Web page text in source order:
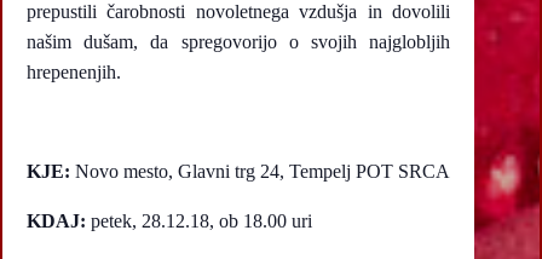
prepustili čarobnosti novoletnega vzdušja in dovolili
našim dušam, da spregovorijo o svojih najglobljih
hrepenenjih.
KJE: Novo mesto, Glavni trg 24, Tempelj POT SRCA
KDAJ: petek, 28.12.18, ob 18.00 uri